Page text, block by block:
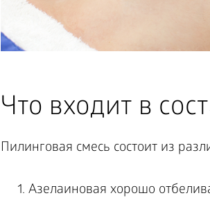
Что входит в
Пилинговая смесь состоит из
Азелаиновая хорошо